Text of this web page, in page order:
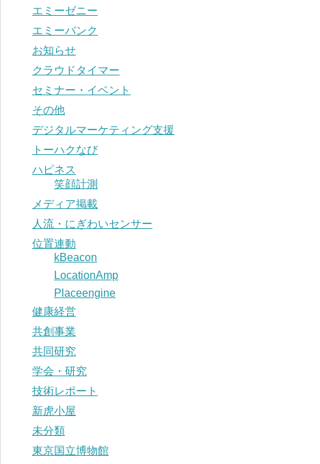
エミーゼニー
エミーバンク
お知らせ
クラウドタイマー
セミナー・イベント
その他
デジタルマーケティング支援
トーハクなび
ハピネス
笑顔計測
メディア掲載
人流・にぎわいセンサー
位置連動
kBeacon
LocationAmp
Placeengine
健康経営
共創事業
共同研究
学会・研究
技術レポート
新虎小屋
未分類
東京国立博物館